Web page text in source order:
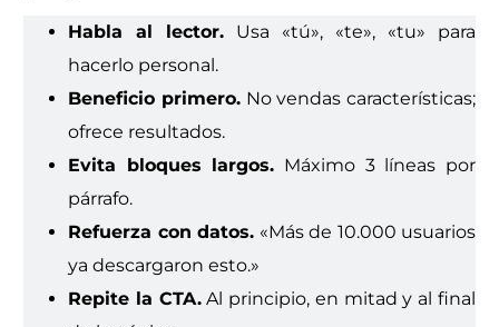
Habla al lector. Usa «tú», «te», «tu» para
hacerlo personal.
Beneficio primero.No vendas características;
ofrece resultados.
Evita bloques largos. Máximo 3 líneas por
párrafo.
Refuerza con datos. «Más de 10.000 usuarios
ya descargaron esto.»
Repite la CTA.Al principio, en mitad y al final